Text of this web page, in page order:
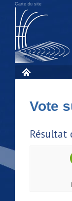
Carte du site
Vote
Résultat